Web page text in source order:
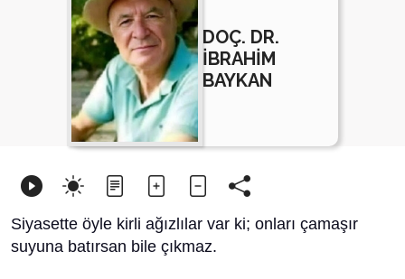
DOÇ. DR.
İBRAHİM
BAYKAN
Siyasette öyle kirli ağızlılar var ki; onları çamaşır
suyuna batırsan bile çıkmaz.